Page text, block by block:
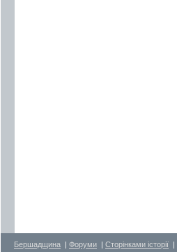
Бершадщина | Форуми | Сторінками історії |